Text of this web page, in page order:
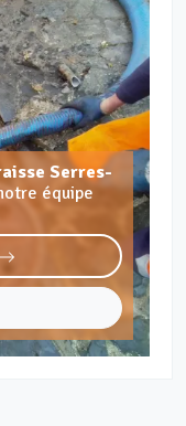
Serres-
équipe